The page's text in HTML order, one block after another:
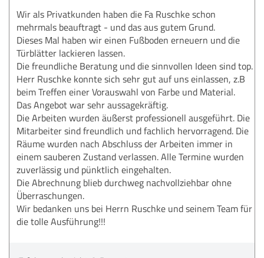
Wir als Privatkunden haben die Fa Ruschke schon
mehrmals beauftragt - und das aus gutem Grund.
Dieses Mal haben wir einen Fußboden erneuern und die
Türblätter lackieren lassen.
Die freundliche Beratung und die sinnvollen Ideen sind top.
Herr Ruschke konnte sich sehr gut auf uns einlassen, z.B
beim Treffen einer Vorauswahl von Farbe und Material.
Das Angebot war sehr aussagekräftig.
Die Arbeiten wurden äußerst professionell ausgeführt. Die
Mitarbeiter sind freundlich und fachlich hervorragend. Die
Räume wurden nach Abschluss der Arbeiten immer in
einem sauberen Zustand verlassen. Alle Termine wurden
zuverlässig und pünktlich eingehalten.
Die Abrechnung blieb durchweg nachvollziehbar ohne
Überraschungen.
Wir bedanken uns bei Herrn Ruschke und seinem Team für
die tolle Ausführung!!!